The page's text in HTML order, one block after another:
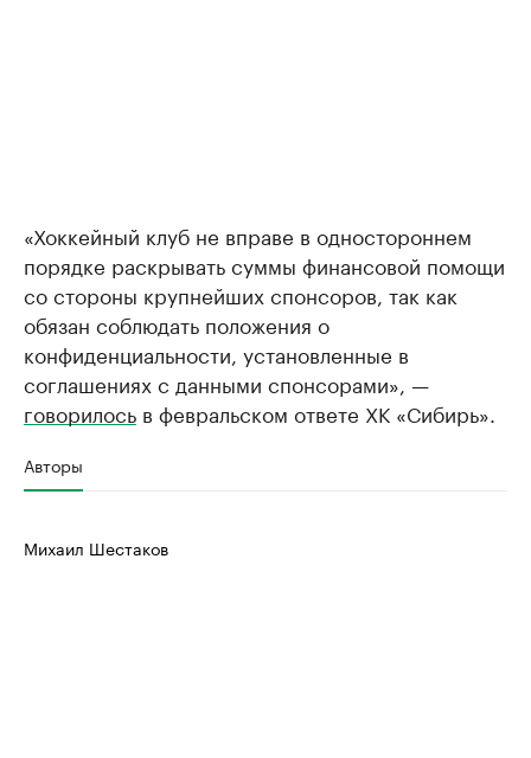
«Хоккейный клуб не вправе в одностороннем
порядке раскрывать суммы финансовой помощи
со стороны крупнейших спонсоров, так как
обязан соблюдать положения о
конфиденциальности, установленные в
соглашениях с данными спонсорами», —
говорилось в февральском ответе ХК «Сибирь».
Авторы
Михаил Шестаков